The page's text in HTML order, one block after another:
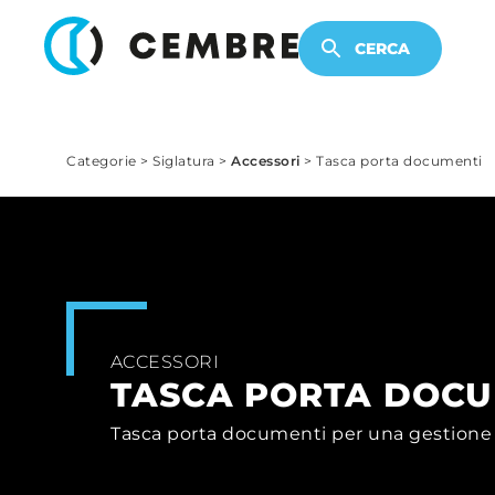
CERCA
PRODOTTI ELETTRONICI
Categorie > Siglatura > Accessori > Tasca porta documenti
ACCESSORI
TASCA PORTA
Tasca porta documenti per una